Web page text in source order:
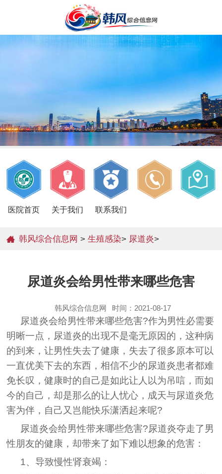
医院首页 关于我们 联系我们
韩风综合信息网 >生殖感染> 尿道炎>
尿道炎会给男性带来哪些危害
韩风综合信息网 时间：2021-08-17
尿道炎会给男性带来哪些危害?作为男性必需要
明晰一点，尿道炎的出现不是毫无原因的，这种病
的到来，让男性失去了健康，失去了很多原本可以
一直优美下去的东西，相信不少的尿道炎患者都难
免长叹，健康时的自己是如此让人以为吊唁，而如
今的自己，却是那么的让人忧心，成天与尿道炎危
害为伴，自己又岂能快乐潇洒起来呢?
尿道炎会给男性带来哪些危害?尿道炎夺走了男
性朋友的健康，却带来了如下难以想象的危害：
1、导致慢性肾衰竭：